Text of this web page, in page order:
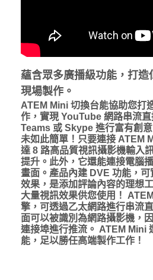
蘊含眾多廣播級功能，打
現場製作。
ATEM Mini 切換台能協助您打
作，實現 YouTube 網路串流
Teams 或 Skype 進行富有創
未如此簡單！只要連接 ATEM
達 8 路高品質視訊攝影機輸入
提升。此外，它還能連接電腦
畫面。產品內建 DVE 功能，
效果，是添加評論內容的理想
大量視訊效果供您使用！
擎，可透過乙太網路進行串流
面可以被識別為網路攝影機，
連接埠進行推流。 ATEM Mini
能，足以勝任高端製作工作！